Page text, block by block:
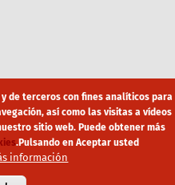
eduroam Mapa Web
de cookies Aviso legal
de terceros con fines analíticos para
así como las visitas a vídeos
sitio web. Puede obtener más
.Pulsando en Aceptar usted
información